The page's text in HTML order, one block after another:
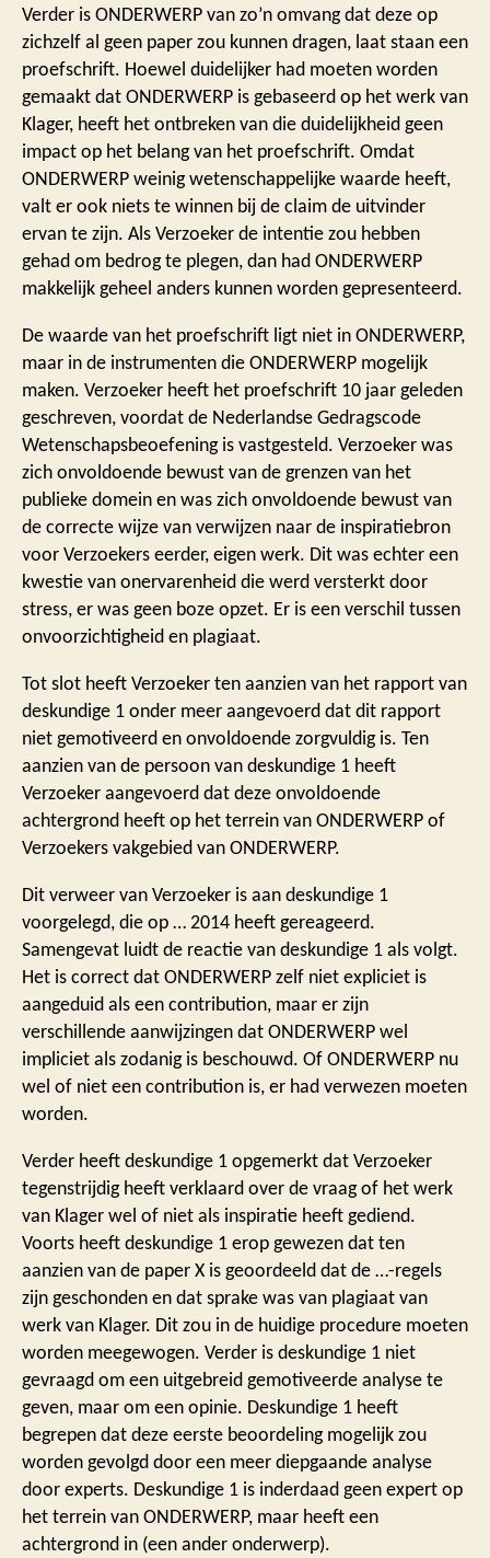
Verder is ONDERWERP van zo’n omvang dat deze op
zichzelf al geen paper zou kunnen dragen, laat staan een
proefschrift. Hoewel duidelijker had moeten worden
gemaakt dat ONDERWERP is gebaseerd op het werk van
Klager, heeft het ontbreken van die duidelijkheid geen
impact op het belang van het proefschrift. Omdat
ONDERWERP weinig wetenschappelijke waarde heeft,
valt er ook niets te winnen bij de claim de uitvinder
ervan te zijn. Als Verzoeker de intentie zou hebben
gehad om bedrog te plegen, dan had ONDERWERP
makkelijk geheel anders kunnen worden gepresenteerd.
De waarde van het proefschrift ligt niet in ONDERWERP,
maar in de instrumenten die ONDERWERP mogelijk
maken. Verzoeker heeft het proefschrift 10 jaar geleden
geschreven, voordat de Nederlandse Gedragscode
Wetenschapsbeoefening is vastgesteld. Verzoeker was
zich onvoldoende bewust van de grenzen van het
publieke domein en was zich onvoldoende bewust van
de correcte wijze van verwijzen naar de inspiratiebron
voor Verzoekers eerder, eigen werk. Dit was echter een
kwestie van onervarenheid die werd versterkt door
stress, er was geen boze opzet. Er is een verschil tussen
onvoorzichtigheid en plagiaat.
Tot slot heeft Verzoeker ten aanzien van het rapport van
deskundige 1 onder meer aangevoerd dat dit rapport
niet gemotiveerd en onvoldoende zorgvuldig is. Ten
aanzien van de persoon van deskundige 1 heeft
Verzoeker aangevoerd dat deze onvoldoende
achtergrond heeft op het terrein van ONDERWERP of
Verzoekers vakgebied van ONDERWERP.
Dit verweer van Verzoeker is aan deskundige 1
voorgelegd, die op … 2014 heeft gereageerd.
Samengevat luidt de reactie van deskundige 1 als volgt.
Het is correct dat ONDERWERP zelf niet expliciet is
aangeduid als een contribution, maar er zijn
verschillende aanwijzingen dat ONDERWERP wel
impliciet als zodanig is beschouwd. Of ONDERWERP nu
wel of niet een contribution is, er had verwezen moeten
worden.
Verder heeft deskundige 1 opgemerkt dat Verzoeker
tegenstrijdig heeft verklaard over de vraag of het werk
van Klager wel of niet als inspiratie heeft gediend.
Voorts heeft deskundige 1 erop gewezen dat ten
aanzien van de paper X is geoordeeld dat de …-regels
zijn geschonden en dat sprake was van plagiaat van
werk van Klager. Dit zou in de huidige procedure moeten
worden meegewogen. Verder is deskundige 1 niet
gevraagd om een uitgebreid gemotiveerde analyse te
geven, maar om een opinie. Deskundige 1 heeft
begrepen dat deze eerste beoordeling mogelijk zou
worden gevolgd door een meer diepgaande analyse
door experts. Deskundige 1 is inderdaad geen expert op
het terrein van ONDERWERP, maar heeft een
achtergrond in (een ander onderwerp).